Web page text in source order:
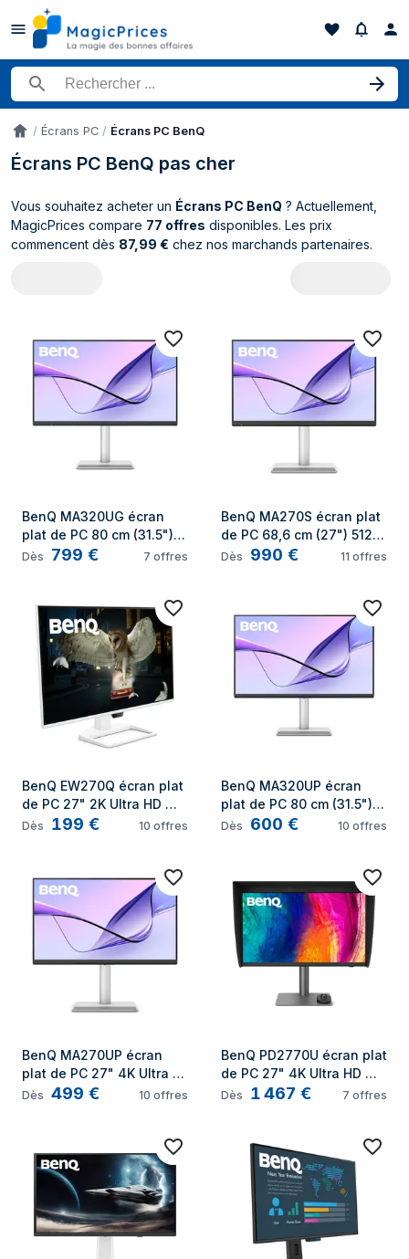
Rechercher un produit
AccueilÉcrans PC Écrans PC BenQ
Écrans PC BenQ pas cher
Vous souhaitez acheter un Écrans PC BenQ ? Actuellement,
MagicPrices compare 77 offres disponibles. Les prix
commencent dès 87,99 € chez nos marchands partenaires.
Catalogue BenQ Écrans PC (77 produits)
BenQ MA320UG écran
plat de PC 80 cm (31.5")
3840 x 2160 pixels 4K
Dès 799 € 7 offres
BenQ MA270S écran plat
de PC 68,6 cm (27") 5120
x 2880 pixels 5K Ultra HD
Dès 990 € 11 offres
BenQ EW270Q écran plat
de PC 27" 2K Ultra HD
LCD Blanc
Dès 199 € 10 offres
BenQ MA320UP écran
plat de PC 80 cm (31.5")
4K Ultra HD Blanc
Dès 600 € 10 offres
BenQ MA270UP écran
plat de PC 27" 4K Ultra
HD Blanc
Dès 499 € 10 offres
BenQ PD2770U écran plat
de PC 27" 4K Ultra HD
LCD Noir
Dès 1 467 € 7 offres